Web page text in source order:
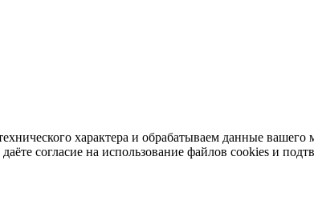
характера и обрабатываем данные вашего
согласие на использование файлов cookies и